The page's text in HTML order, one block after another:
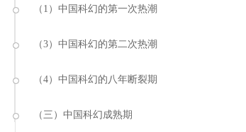
（1）中国科幻的第一次热潮
（3）中国科幻的第二次热潮
（4）中国科幻的八年断裂期
（三）中国科幻成熟期